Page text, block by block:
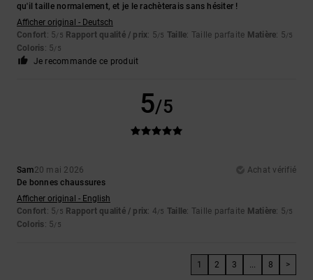
qu'il taille normalement, et je le rachèterais sans hésiter !
Afficher original - Deutsch
Confort: 5/5 Rapport qualité / prix: 5/5 Taille: Taille parfaite Matière: 5/5
Coloris: 5/5
Je recommande ce produit
5/5
Sam20 mai 2026
Achat vérifié
De bonnes chaussures
Afficher original - English
Confort: 5/5 Rapport qualité / prix: 4/5 Taille: Taille parfaite Matière: 5/5
Coloris: 5/5
1 2 3 8 >